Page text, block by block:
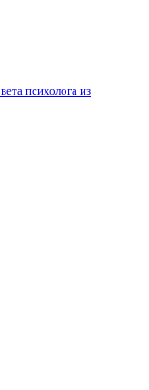
психолога из